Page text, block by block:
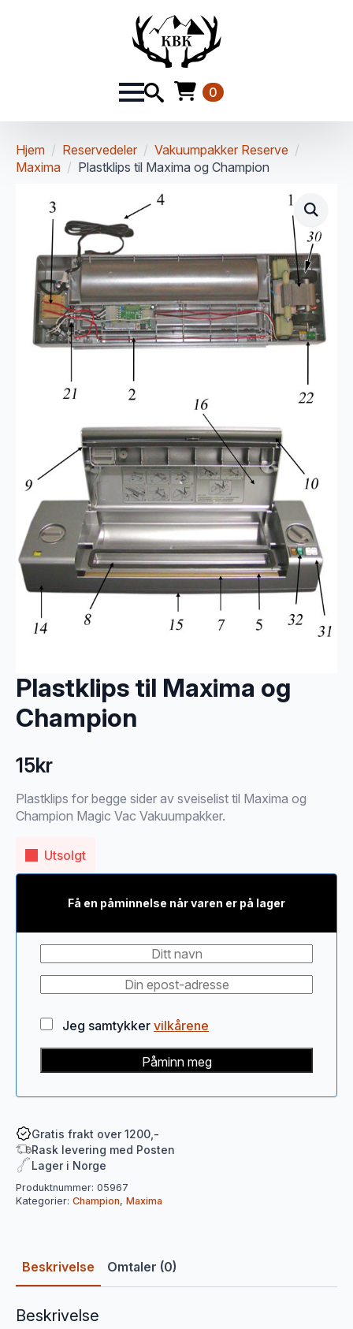
0
Hjem Reservedeler
Vakuumpakker Reserve
Maxima
Plastklips til Maxima og Champion
Plastklips til Maxima og
Champion
15kr
Plastklips for begge sider av sveiselist til Maxima og
Champion Magic Vac Vakuumpakker.
Utsolgt
Få en påminnelse når varen er på lager
Jeg samtykker vilkårene
Påminn meg
Gratis frakt over 1200,-
Rask levering med Posten
Lager i Norge
Produktnummer: 05967
Kategorier: Champion, Maxima
Beskrivelse Omtaler (0)
Beskrivelse